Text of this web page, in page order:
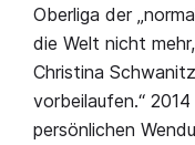
Oberliga der
die Welt nicht
Christina
vorbeilaufen.“
persönlichen